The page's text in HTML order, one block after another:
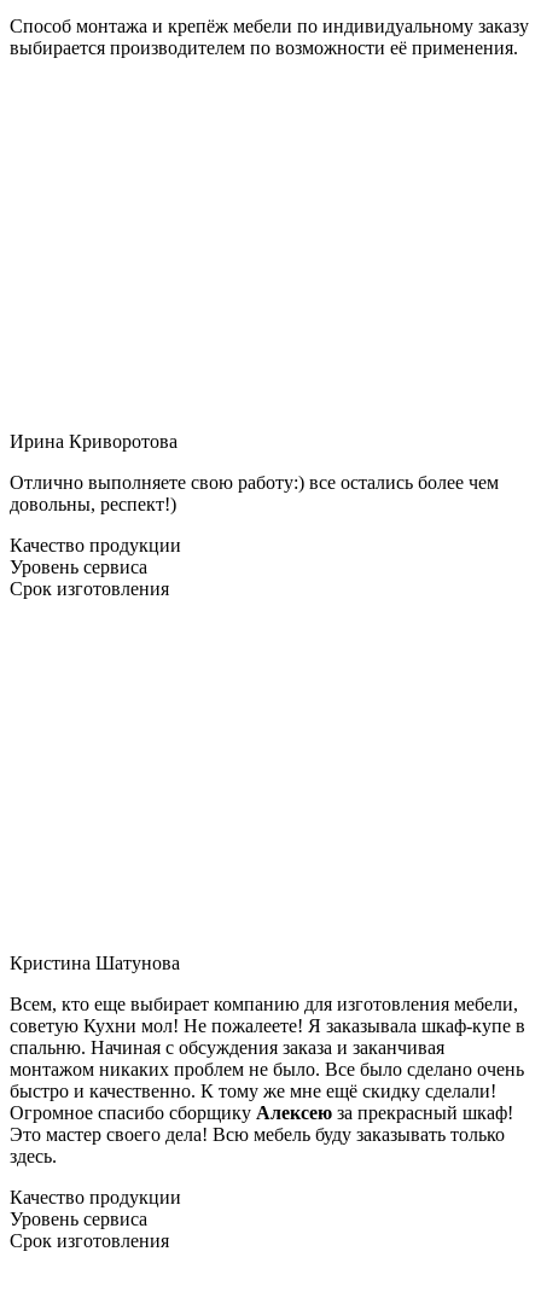
Способ монтажа и крепёж мебели по индивидуальному заказу
выбирается производителем по возможности её применения.
Ирина Криворотова
Отлично выполняете свою работу:) все остались более чем
довольны, респект!)
Качество продукции
Уровень сервиса
Срок изготовления
Кристина Шатунова
Всем, кто еще выбирает компанию для изготовления мебели,
советую Кухни мол! Не пожалеете! Я заказывала шкаф-купе в
спальню. Начиная с обсуждения заказа и заканчивая
монтажом никаких проблем не было. Все было сделано очень
быстро и качественно. К тому же мне ещё скидку сделали!
Огромное спасибо сборщику Алексею за прекрасный шкаф!
Это мастер своего дела! Всю мебель буду заказывать только
здесь.
Качество продукции
Уровень сервиса
Срок изготовления